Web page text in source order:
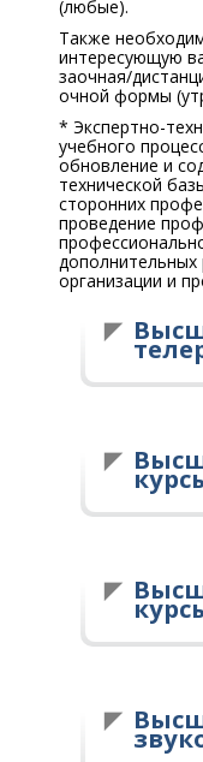
(любые).
Также
интересующую
заочная/
очной формы
* Экспертно-
учебного
обновление и
технической
сторонних
проведение
организации и